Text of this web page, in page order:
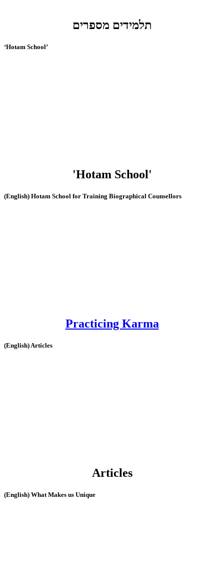
תלמידים מספרים
‘Hotam School’
'Hotam School'
(English) Hotam School for Training Biographical Counsellors
Practicing Karma
(English) Articles
Articles
(English) What Makes us Unique